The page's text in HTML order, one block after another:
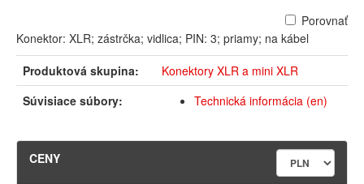
Porovnať
Konektor: XLR; zástrčka; vidlica; PIN: 3; priamy; na kábel
Produktová skupina:
Konektory XLR a mini XLR
Súvisiace súbory:
Technická informácia (en)
CENY